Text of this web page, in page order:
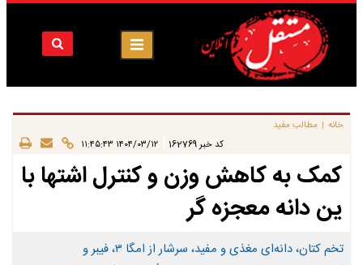
خانه | مطالب مفید
کد خبر 162769 ۱۴۰۴/۰۳/۱۲ ۱۱:۴۵:۴۳
کمک به کاهش وزن و کنترل اشتها با
ین دانه معجزه گر
تخم کتان، دانه‌ای مغذی و مفید، سرشار از امگا ۳، فیبر و